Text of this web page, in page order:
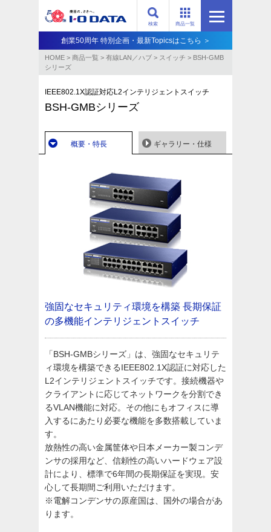
商品一覧
検索
創業50周年 特別企画・最新Topicsはこちら ＞
HOME > 商品一覧 > 有線LAN／ハブ > スイッチ > BSH-GMB
シリーズ
IEEE802.1X認証対応L2インテリジェントスイッチ
BSH-GMBシリーズ
概要・特長 ギャラリー・仕様
強固なセキュリティ環境を構築 長期保証
の多機能インテリジェントスイッチ
「BSH-GMBシリーズ」は、強固なセキュリテ
ィ環境を構築できるIEEE802.1X認証に対応した
L2インテリジェントスイッチです。接続機器や
クライアントに応じてネットワークを分割でき
るVLAN機能に対応。その他にもオフィスに導
入するにあたり必要な機能を多数搭載していま
す。
放熱性の高い金属筐体や日本メーカー製コンデ
ンサの採用など、信頼性の高いハードウェア設
計により、標準で6年間の長期保証を実現。安
心して長期間ご利用いただけます。
※電解コンデンサの原産国は、国外の場合があ
ります。